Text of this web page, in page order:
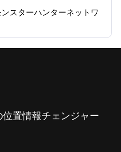
スターハンターネットワ
置情報チェンジャー